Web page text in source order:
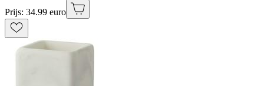
Prijs: 34.99 euro